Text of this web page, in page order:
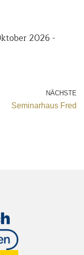
2026 -
NÄCHSTE
Seminarhaus Fred